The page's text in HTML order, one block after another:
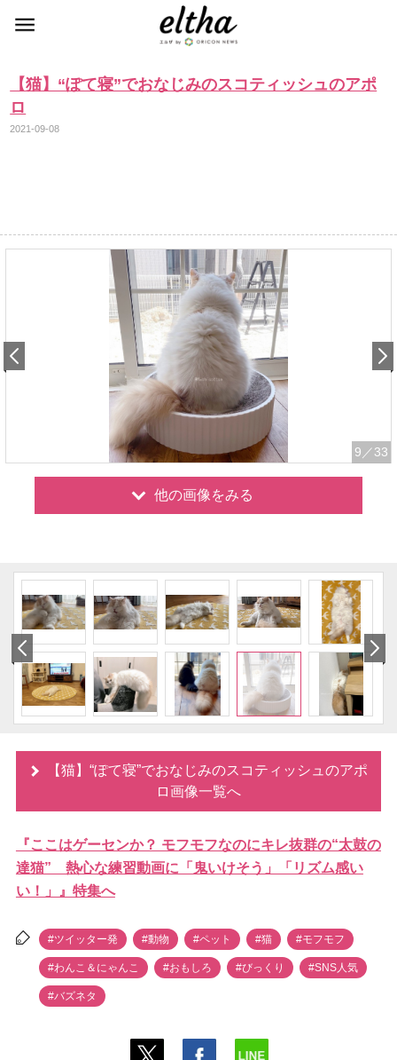
【猫】“ぽて寝”でおなじみのスコティッシュのアポ
ロ
2021-09-08
9 ／33
他の画像をみる
【猫】“ぽて寝”でおなじみのスコティッシュのアポ
ロ画像一覧へ
『ここはゲーセンか？ モフモフなのにキレ抜群の“太鼓の
達猫” 熱心な練習動画に「鬼いけそう」「リズム感い
い！」』特集へ
#ツイッター発 #動物 #ペット #猫 #モフモフ
#わんこ＆にゃんこ #おもしろ #びっくり #SNS人気
#バズネタ